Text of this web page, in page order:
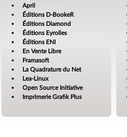
April
Éditions D-BookeR
Éditions Diamond
Éditions Eyrolles
Éditions ENI
En Vente Libre
Framasoft
La Quadrature du Net
Lea-Linux
Open Source Initiative
Imprimerie Grafik Plus